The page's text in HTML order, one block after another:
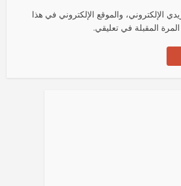
الإلكتروني، والموقع الإلكتروني في هذا
المقبلة في تعليقي.